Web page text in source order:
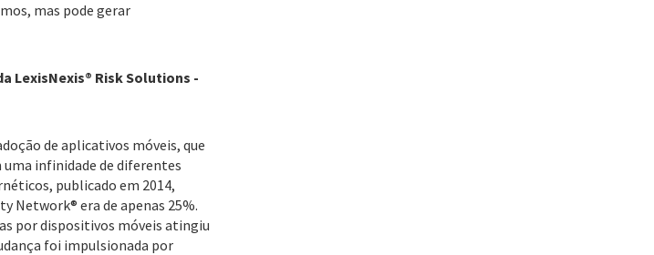
mas pode gerar
LexisNexis® Risk Solutions -
de aplicativos móveis, que
infinidade de diferentes
publicado em 2014,
Network® era de apenas 25%.
por dispositivos móveis atingiu
foi impulsionada por